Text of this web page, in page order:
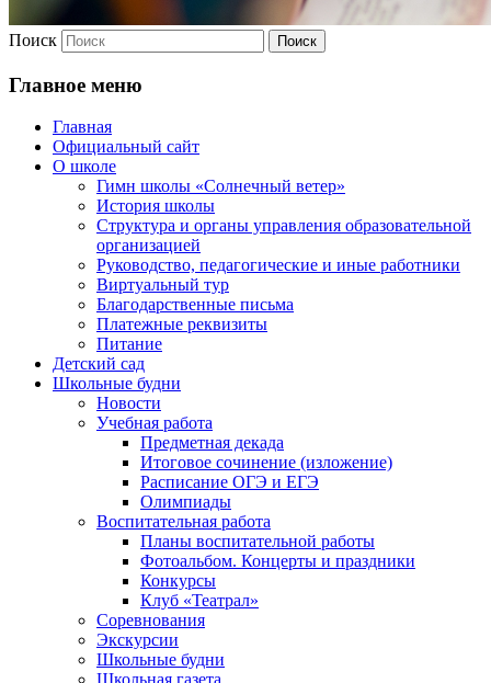
Поиск
Главное меню
Главная
Официальный сайт
О школе
Гимн школы «Солнечный ветер»
История школы
Структура и органы управления образовательной
организацией
Руководство, педагогические и иные работники
Виртуальный тур
Благодарственные письма
Платежные реквизиты
Питание
Детский сад
Школьные будни
Новости
Учебная работа
Предметная декада
Итоговое сочинение (изложение)
Расписание ОГЭ и ЕГЭ
Олимпиады
Воспитательная работа
Планы воспитательной работы
Фотоальбом. Концерты и праздники
Конкурсы
Клуб «Театрал»
Соревнования
Экскурсии
Школьные будни